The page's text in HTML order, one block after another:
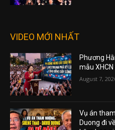
VIDEO MỚI NHẤT
Phương
mẫu
August 7,
Vụ án
Duong đi